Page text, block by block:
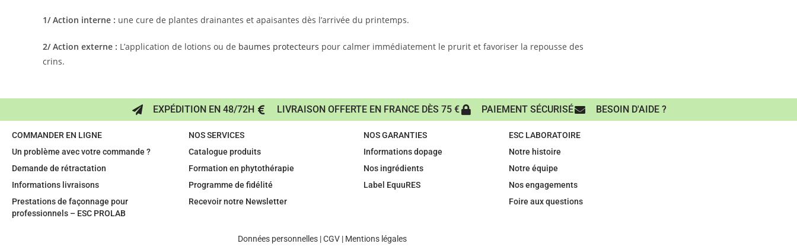
1/ Action interne : une cure de plantes drainantes et apaisantes dès l’arrivée du printemps.
2/ Action externe : L’application de lotions ou de baumes protecteurs pour calmer immédiatement le prurit et favoriser la repousse des
crins.
EXPÉDITION EN 48/72H LIVRAISON OFFERTE EN FRANCE DÈS 75 € PAIEMENT SÉCURISÉ BESOIN D'AIDE ?
COMMANDER EN LIGNE
Un problème avec votre commande ?
Demande de rétractation
Informations livraisons
Prestations de façonnage pour
professionnels – ESC PROLAB
NOS SERVICES
Catalogue produits
Formation en phytothérapie
Programme de fidélité
Recevoir notre Newsletter
NOS GARANTIES
Informations dopage
Nos ingrédients
Label EquuRES
ESC LABORATOIRE
Notre histoire
Notre équipe
Nos engagements
Foire aux questions
Données personnelles|CGV| Mentions légales